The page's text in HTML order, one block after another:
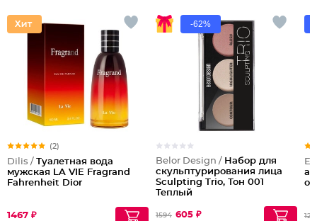
(2)
Dilis / Туалетная вода
мужская LA VIE Fragrand
Fahrenheit Dior
1467 ₽
-62%
Belor Design / Набор для
скульптурирования лица
Sculpting Triо, Тон 001
Теплый
1594 605 ₽